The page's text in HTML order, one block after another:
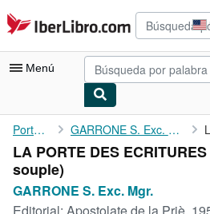
Pasar al contenido principal
IberLibro.com
Menú
Mi cuenta
Consultar mis pedidos
Búsqueda avanzada
Portada GARRONE S. Exc. Mgr.
LA PORTE DES
souple)
GARRONE S. Exc. Mgr.